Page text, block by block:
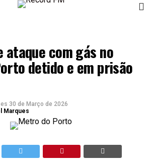
ataque com gás no
detido e em prisão
30 de Março de 2026
Marques